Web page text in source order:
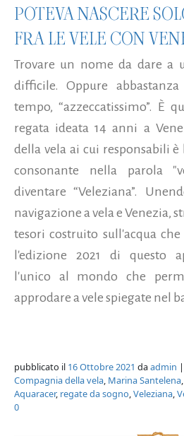
POTEVA NASCERE
FRA LE VELE CON
Trovare un nome da dare a
difficile. Oppure
tempo, “azzeccatissimo”. È
regata ideata 14 anni a
della vela ai cui responsabili
consonante nella parola
diventare “Veleziana”.
navigazione a vela e Venezia,
tesori costruito sull'acqua
l'edizione 2021 di questo
l'unico al mondo che
approdare a vele spiegate nel
pubblicato il 16 Ottobre 2021 daadmin
Compagnia della vela, Marina Santelena,
Aquaracer, regate da sogno,Veleziana,
0